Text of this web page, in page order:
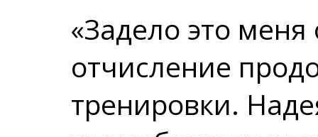
«Задело это
отчисление
тренировки.